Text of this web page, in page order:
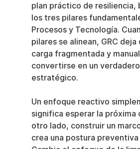
plan práctico de resiliencia,
los tres pilares
Procesos y Tecnología.
pilares se alinean, GRC deja
carga fragmentada y
convertirse en un
estratégico.
Un enfoque reactivo
significa esperar la próxima
otro lado, construir un
crea una postura